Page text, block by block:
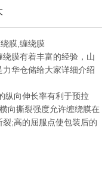
膜有着丰富的经验，山
华仓储给大家详细介绍
纵向伸长率有利于预拉
向撕裂强度允许缠绕膜在
;高的屈服点使包装后的